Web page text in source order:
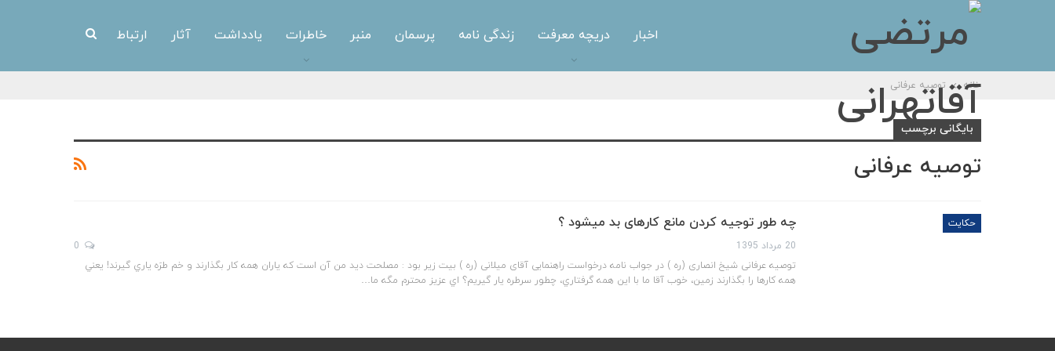
اخبار دریچه معرفت زندگی نامه پرسمان منبر خاطرات یادداشت آثار ارتباط
خانه توصیه عرفانی
بایگانی برچسب
توصیه عرفانی
حکایت چه طور توجیه کردن مانع کارهای بد میشود ؟
20 مرداد 1395
توصیه عرفانی شیخ انصاری (ره ) در جواب نامه درخواست راهنمایی آقای میلانی (ره ) بیت زیر بود : مصلحت ديد من آن است كه ياران همه كار بگذارند و خم طرَه ياري گيرند! يعني
همه كارها را بگذارند زمين، خوب آقا ما با اين همه گرفتاري، چطور سرطره يار گيریم؟ اي عزيز محترم مگه ما…